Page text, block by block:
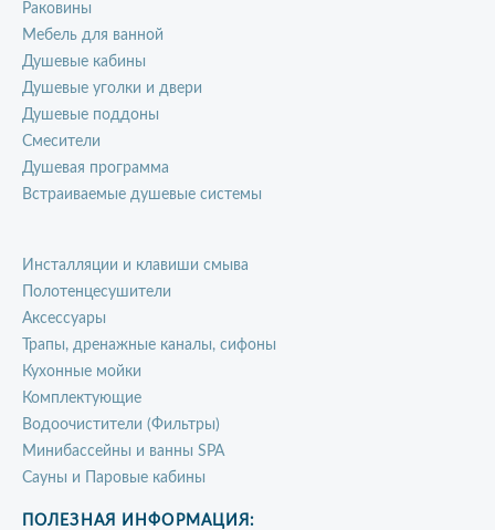
Раковины
Мебель для ванной
Душевые кабины
Душевые уголки и двери
Душевые поддоны
Смесители
Душевая программа
Встраиваемые душевые системы
Инсталляции и клавиши смыва
Полотенцесушители
Аксессуары
Трапы, дренажные каналы, сифоны
Кухонные мойки
Комплектующие
Водоочистители (Фильтры)
Минибассейны и ванны SPA
Сауны и Паровые кабины
ПОЛЕЗНАЯ ИНФОРМАЦИЯ: